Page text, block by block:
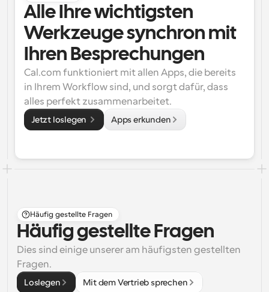
Alle Ihre wichtigsten
Werkzeuge synchron mit
Ihren Besprechungen
Cal.com funktioniert mit allen Apps, die bereits
in Ihrem Workflow sind, und sorgt dafür, dass
alles perfekt zusammenarbeitet.
Jetzt loslegen Apps erkunden
Häufig gestellte Fragen
Häufig gestellte Fragen
Dies sind einige unserer am häufigsten gestellten
Fragen.
Loslegen Mit dem Vertrieb sprechen